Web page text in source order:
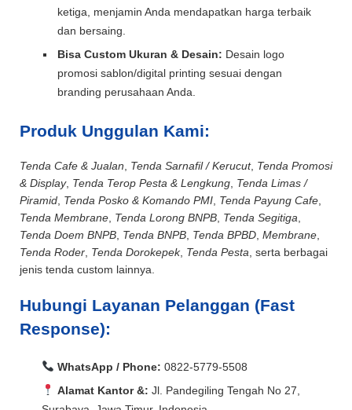
ketiga, menjamin Anda mendapatkan harga terbaik
dan bersaing.
Bisa Custom Ukuran & Desain: Desain logo
promosi sablon/digital printing sesuai dengan
branding perusahaan Anda.
Produk Unggulan Kami:
Tenda Cafe & Jualan Tenda Sarnafil / Kerucut, Tenda Promosi
& Display, Tenda Terop Pesta & Lengkung Tenda Limas /
Piramid Tenda Posko & Komando PMI Tenda Payung Cafe
Tenda Membrane Tenda Lorong BNPB Tenda Segitiga
Tenda Doem BNPB Tenda BNPB Tenda BPBD Membrane
Tenda Roder Tenda Dorokepek, Tenda Pesta , serta berbagai
jenis tenda custom lainnya.
Hubungi Layanan Pelanggan (Fast
Response):
WhatsApp / Phone: 0822-5779-5508
Alamat Kantor &: Jl. Pandegiling Tengah No 27,